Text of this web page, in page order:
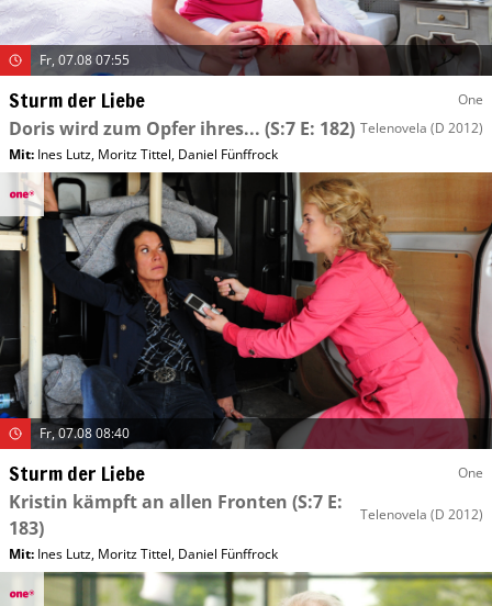
Fr, 07.08 07:55
Sturm der Liebe One
Doris wird zum Opfer ihres... (S:7 E: 182) Telenovela (D 2012)
Mit: Ines Lutz, Moritz Tittel, Daniel Fünffrock
Fr, 07.08 08:40
Sturm der Liebe One
Kristin kämpft an allen Fronten (S:7 E:
183)
Telenovela (D 2012)
Mit: Ines Lutz, Moritz Tittel, Daniel Fünffrock